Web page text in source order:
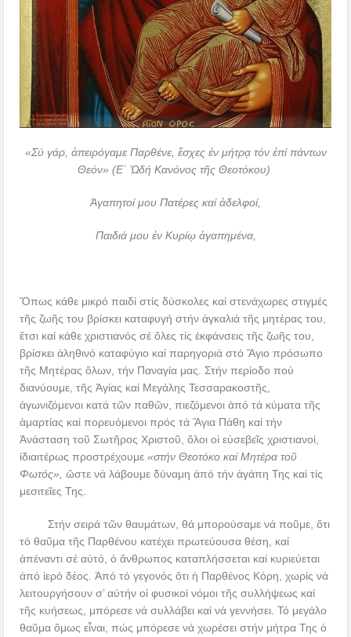
«Σύ γάρ, ἀπειρόγαμε Παρθένε, ἔσχες ἐν μήτρᾳ τόν ἐπί πάντων
Θεόν» (Ε΄ Ὠδή Κανόνος τῆς Θεοτόκου)
Ἀγαπητοί μου Πατέρες καί ἀδελφοί,
Παιδιά μου ἐν Κυρίῳ ἀγαπημένα,
Ὅπως κάθε μικρό παιδί στίς δύσκολες καί στενάχωρες στιγμές
τῆς ζωῆς του βρίσκει καταφυγή στήν ἀγκαλιά τῆς μητέρας του,
ἔτσι καί κάθε χριστιανός σέ ὅλες τίς ἐκφάνσεις τῆς ζωῆς του,
βρίσκει ἀληθινό καταφύγιο καί παρηγοριά στό Ἅγιο πρόσωπο
τῆς Μητέρας ὅλων, τήν Παναγία μας. Στήν περίοδο πού
διανύουμε, τῆς Ἁγίας καί Μεγάλης Τεσσαρακοστῆς,
ἀγωνιζόμενοι κατά τῶν παθῶν, πιεζόμενοι ἀπό τά κύματα τῆς
ἁμαρτίας καί πορευόμενοι πρός τά Ἅγια Πάθη καί τήν
Ἀνάσταση τοῦ Σωτῆρος Χριστοῦ, ὅλοι οἱ εὐσεβεῖς χριστιανοί,
ἰδιαιτέρως προστρέχουμε«στήν Θεοτόκο καί Μητέρα τοῦ
Φωτός»,ὥστε νά λάβουμε δύναμη ἀπό τήν ἀγάπη Της καί τίς
μεσιτεῖες Της.
Στήν σειρά τῶν θαυμάτων, θά μπορούσαμε νά ποῦμε, ὅτι
τό θαῦμα τῆς Παρθένου κατέχει πρωτεύουσα θέση, καί
ἀπέναντι σέ αὐτό, ὁ ἄνθρωπος καταπλήσσεται καί κυριεύεται
ἀπό ἱερό δέος. Ἀπό τό γεγονός ὅτι ἡ Παρθένος Κόρη, χωρίς νά
λειτουργήσουν σ’ αὐτήν οἱ φυσικοί νόμοι τῆς συλλήψεως καί
τῆς κυήσεως, μπόρεσε νά συλλάβει καί νά γεννήσει. Τό μεγάλο
θαῦμα ὅμως εἶναι, πώς μπόρεσε νά χωρέσει στήν μήτρα Της ὁ